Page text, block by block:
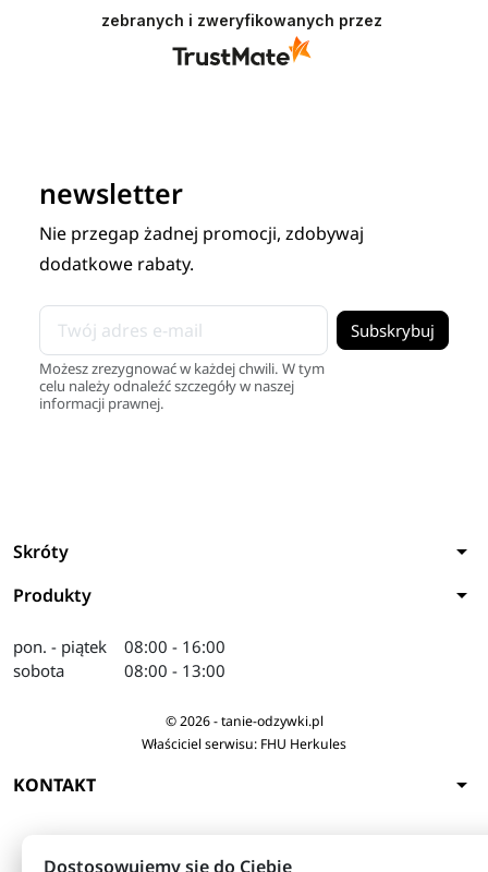
zebranych i zweryfikowanych przez
newsletter
Nie przegap żadnej promocji, zdobywaj
dodatkowe rabaty.
Możesz zrezygnować w każdej chwili. W tym
celu należy odnaleźć szczegóły w naszej
informacji prawnej.
Skróty arrow_drop_down
Produkty arrow_drop_down
pon. - piątek
sobota
08:00 - 16:00
08:00 - 13:00
© 2026 - tanie-odzywki.pl
Właściciel serwisu: FHU Herkules
KONTAKT arrow_drop_down
Dostosowujemy się do Ciebie